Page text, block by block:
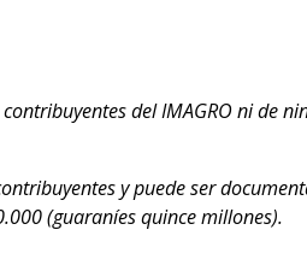
del IMAGRO ni de
y puede ser
(guaraníes quince millones).